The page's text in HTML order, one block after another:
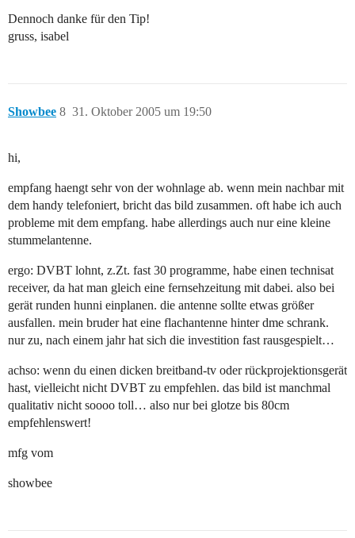
Dennoch danke für den Tip!
gruss, isabel
Showbee 31. Oktober 2005 um 19:50
8
hi,
empfang haengt sehr von der wohnlage ab. wenn mein nachbar mit
dem handy telefoniert, bricht das bild zusammen. oft habe ich auch
probleme mit dem empfang. habe allerdings auch nur eine kleine
stummelantenne.
ergo: DVBT lohnt, z.Zt. fast 30 programme, habe einen technisat
receiver, da hat man gleich eine fernsehzeitung mit dabei. also bei
gerät runden hunni einplanen. die antenne sollte etwas größer
ausfallen. mein bruder hat eine flachantenne hinter dme schrank.
nur zu, nach einem jahr hat sich die investition fast rausgespielt…
achso: wenn du einen dicken breitband-tv oder rückprojektionsgerät
hast, vielleicht nicht DVBT zu empfehlen. das bild ist manchmal
qualitativ nicht soooo toll… also nur bei glotze bis 80cm
empfehlenswert!
mfg vom
showbee